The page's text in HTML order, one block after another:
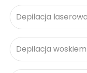
Depilacja laserowa
Depilacja woskiem